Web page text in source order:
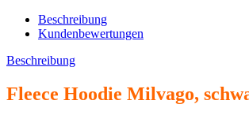
Beschreibung
Kundenbewertungen
Beschreibung
Fleece Hoodie Milvago,